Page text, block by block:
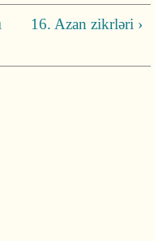
16. Azan zikrləri ›